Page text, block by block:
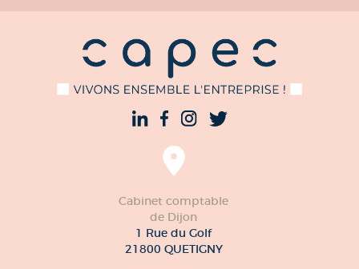
Cabinet comptable
de Dijon
1 Rue du Golf
21800 QUETIGNY